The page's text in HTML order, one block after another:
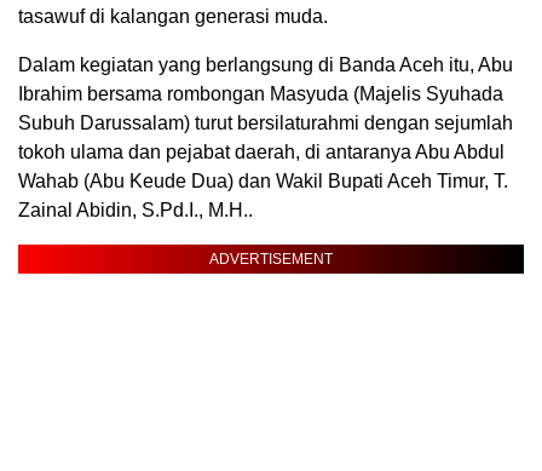
tasawuf di kalangan generasi muda.
Dalam kegiatan yang berlangsung di Banda Aceh itu, Abu
Ibrahim bersama rombongan Masyuda (Majelis Syuhada
Subuh Darussalam) turut bersilaturahmi dengan sejumlah
tokoh ulama dan pejabat daerah, di antaranya Abu Abdul
Wahab (Abu Keude Dua) dan Wakil Bupati Aceh Timur, T.
Zainal Abidin, S.Pd.I., M.H..
ADVERTISEMENT